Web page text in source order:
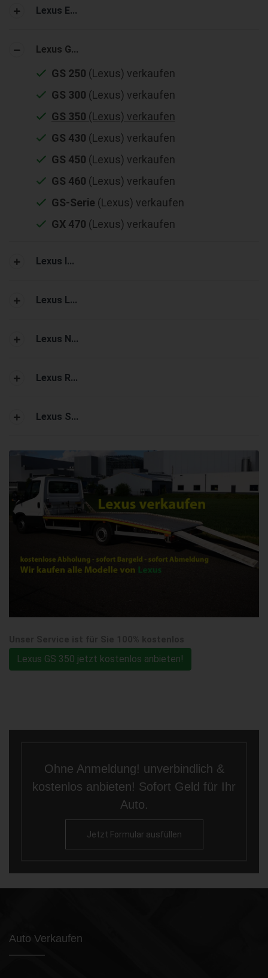
Lexus E...
Lexus G...
GS 250 (Lexus) verkaufen
GS 300 (Lexus) verkaufen
GS 350 (Lexus) verkaufen
GS 430 (Lexus) verkaufen
GS 450 (Lexus) verkaufen
GS 460 (Lexus) verkaufen
GS-Serie (Lexus) verkaufen
GX 470 (Lexus) verkaufen
Lexus I...
Lexus L...
Lexus N...
Lexus R...
Lexus S...
Lexus GS 350 jetzt kostenlos anbieten!
Ohne Anmeldung! unverbindlich &
kostenlos anbieten! Sofort Geld für Ihr
Auto.
Jetzt Formular ausfüllen
Auto Verkaufen